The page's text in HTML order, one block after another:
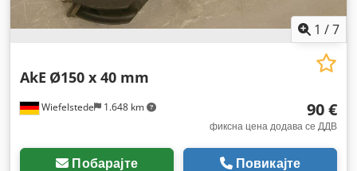
1 /7
Wiefelstede 1.648 km
AkE Ø150 x 40 mm
90 €
фиксна цена додава се ДДВ
Побарајте Повикајте